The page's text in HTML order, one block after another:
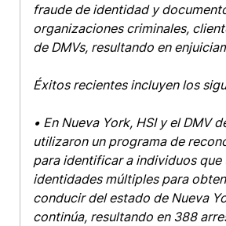
fraude de identidad y
organizaciones criminales,
de DMVs, resultando en
Éxitos recientes incluyen los
• En Nueva York, HSI y el DMV
utilizaron un programa de
para identificar a individuos que
identidades múltiples para
conducir del estado de Nueva
continúa, resultando en 388